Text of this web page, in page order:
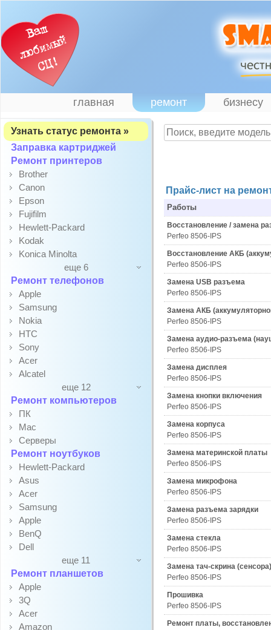
главная ремонт бизнесу
Узнать статус ремонта »
Заправка картриджей
Ремонт принтеров
Brother
Canon
Epson
Fujifilm
Hewlett-Packard
Kodak
Konica Minolta
еще 6
Ремонт телефонов
Apple
Samsung
Nokia
HTC
Sony
Acer
Alcatel
еще 12
Ремонт компьютеров
ПК
Mac
Серверы
Ремонт ноутбуков
Hewlett-Packard
Asus
Acer
Samsung
Apple
BenQ
Dell
еще 11
Ремонт планшетов
Apple
3Q
Acer
Amazon
Прайс-лист на
Работы
Восстановление / замена
Perfeo 8506-IPS
Восстановление АКБ
Perfeo 8506-IPS
Замена USB разъема
Perfeo 8506-IPS
Замена АКБ
Perfeo 8506-IPS
Замена аудио-разъема
Perfeo 8506-IPS
Замена дисплея
Perfeo 8506-IPS
Замена кнопки включения
Perfeo 8506-IPS
Замена корпуса
Perfeo 8506-IPS
Замена материнской платы
Perfeo 8506-IPS
Замена микрофона
Perfeo 8506-IPS
Замена разъема зарядки
Perfeo 8506-IPS
Замена стекла
Perfeo 8506-IPS
Замена тач-скрина (сенсора)
Perfeo 8506-IPS
Прошивка
Perfeo 8506-IPS
Ремонт платы,